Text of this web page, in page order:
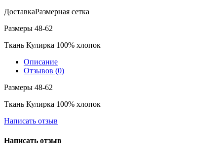
ДоставкаРазмерная сетка
Размеры 48-62
Ткань Кулирка 100% хлопок
Описание
Отзывов (0)
Размеры 48-62
Ткань Кулирка 100% хлопок
Написать отзыв
Написать отзыв